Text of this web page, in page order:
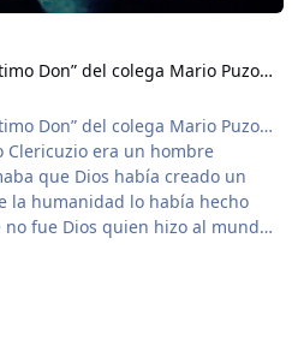
Don” del colega Mario Puzo…
Don” del colega Mario Puzo…
que Dios había creado un
la humanidad lo había hecho
fue Dios quien hizo al mundo
mundo un paraíso, para que